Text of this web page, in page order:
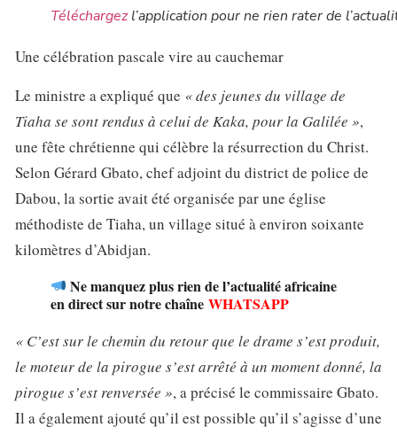
Téléchargezl’application pour ne rien rater de
Une célébration pascale vire au cauchemar
Le ministre a expliqué que « des jeunes du village de
Tiaha se sont rendus à celui de Kaka, pour la Galilée »,
une fête chrétienne qui célèbre la résurrection du Christ.
Selon Gérard Gbato, chef adjoint du district de police de
Dabou, la sortie avait été organisée par une église
méthodiste de Tiaha, un village situé à environ soixante
kilomètres d’Abidjan.
Ne manquez plus rien de l’actualité africaine
en direct sur notre chaîne WHATSAPP
« C’est sur le chemin du retour que le drame s’est produit,
le moteur de la pirogue s’est arrêté à un moment donné, la
pirogue s’est renversée », a précisé le commissaire Gbato.
Il a également ajouté qu’il est possible qu’il s’agisse d’une